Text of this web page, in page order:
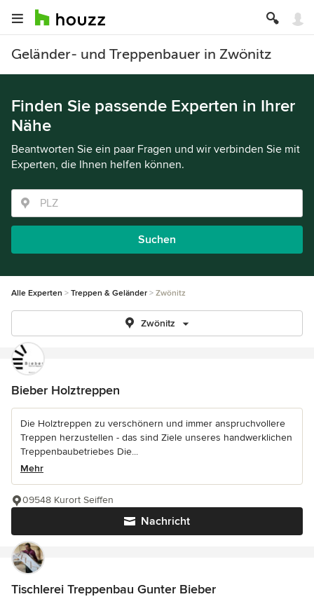
Geländer- und Treppenbauer in Zwönitz
Finden Sie passende Experten in Ihrer
Nähe
Beantworten Sie ein paar Fragen und wir verbinden Sie mit
Experten, die Ihnen helfen können.
Suchen
Alle Experten Treppen & Geländer Zwönitz
Zwönitz
Bieber Holztreppen
Die Holztreppen zu verschönern und immer anspruchvollere
Treppen herzustellen - das sind Ziele unseres handwerklichen
Treppenbaubetriebes Die...
Mehr
Nachricht
09548 Kurort Seiffen
Tischlerei Treppenbau Gunter Bieber